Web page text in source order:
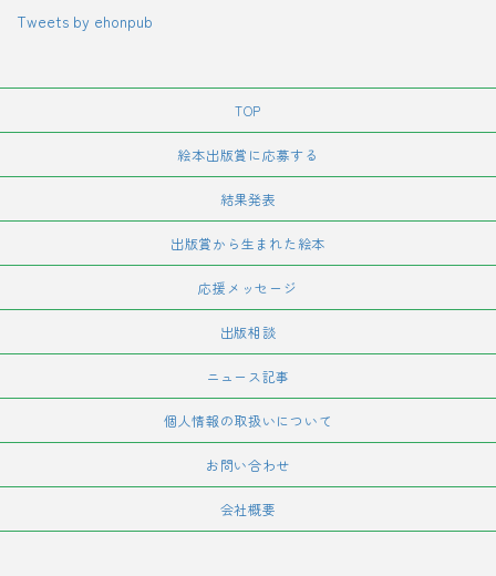
Tweets by ehonpub
TOP
絵本出版賞に応募する
結果発表
出版賞から生まれた絵本
応援メッセージ
出版相談
ニュース記事
個人情報の取扱いについて
お問い合わせ
会社概要